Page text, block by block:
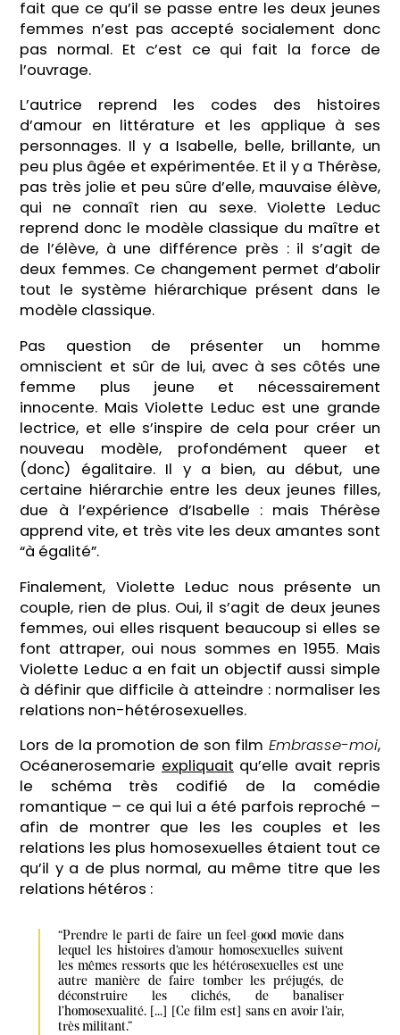
fait que ce qu’il se passe entre les deux jeunes
femmes n’est pas accepté socialement donc
pas normal. Et c’est ce qui fait la force de
l’ouvrage.
L’autrice reprend les codes des histoires
d’amour en littérature et les applique à ses
personnages. Il y a Isabelle, belle, brillante, un
peu plus âgée et expérimentée. Et il y a Thérèse,
pas très jolie et peu sûre d’elle, mauvaise élève,
qui ne connaît rien au sexe. Violette Leduc
reprend donc le modèle classique du maître et
de l’élève, à une différence près : il s’agit de
deux femmes. Ce changement permet d’abolir
tout le système hiérarchique présent dans le
modèle classique.
Pas question de présenter un homme
omniscient et sûr de lui, avec à ses côtés une
femme plus jeune et nécessairement
innocente. Mais Violette Leduc est une grande
lectrice, et elle s’inspire de cela pour créer un
nouveau modèle, profondément queer et
(donc) égalitaire. Il y a bien, au début, une
certaine hiérarchie entre les deux jeunes filles,
due à l’expérience d’Isabelle : mais Thérèse
apprend vite, et très vite les deux amantes sont
“à égalité”.
Finalement, Violette Leduc nous présente un
couple, rien de plus. Oui, il s’agit de deux jeunes
femmes, oui elles risquent beaucoup si elles se
font attraper, oui nous sommes en 1955. Mais
Violette Leduc a en fait un objectif aussi simple
à définir que difficile à atteindre : normaliser les
relations non-hétérosexuelles.
Lors de la promotion de son film Embrasse-moi,
Océanerosemarie expliquait qu’elle avait repris
le schéma très codifié de la comédie
romantique – ce qui lui a été parfois reproché –
afin de montrer que les les couples et les
relations les plus homosexuelles étaient tout ce
qu’il y a de plus normal, au même titre que les
relations hétéros :
“Prendre le parti de faire un feel-good movie dans
lequel les histoires d’amour homosexuelles suivent
les mêmes ressorts que les hétérosexuelles est une
autre manière de faire tomber les préjugés, de
déconstruire les clichés, de banaliser
l’homosexualité. [...] [Ce film est] sans en avoir l’air,
très militant.”